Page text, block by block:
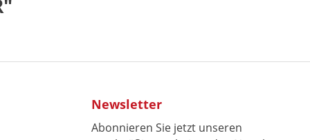
Newsletter
Abonnieren Sie jetzt unseren